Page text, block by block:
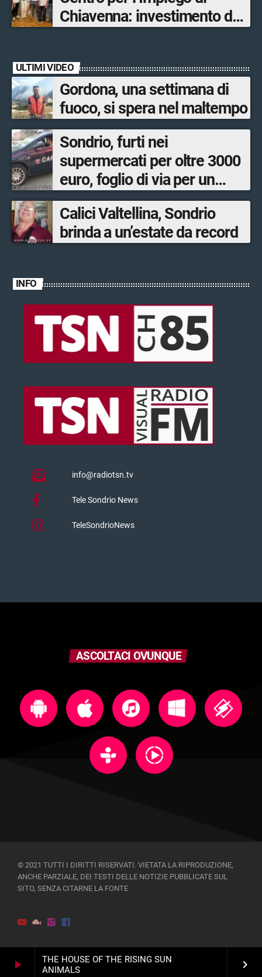
play_arrow
THE HOUSE OF THE RISING SUN
ANIMALS
keyboard_arrow_right
Chiavenna: investimento da
ULTIMI VIDEO
Gordona, una settimana di
fuoco, si spera nel maltempo
Sondrio, furti nei
supermercati per oltre 3000
euro, foglio di via per un
ventinovenne
Calici Valtellina, Sondrio
brinda a un’estate da record
INFO
info@radiotsn.tv
Tele Sondrio News
TeleSondrioNews
ASCOLTACI OVUNQUE
© 2021 TUTTI I DIRITTI RISERVATI. VIETATA LA RIPRODUZIONE,
ANCHE PARZIALE, DEI TESTI DELLE NOTIZIE PUBBLICATE SUL
SITO, SENZA CITARNE LA FONTE